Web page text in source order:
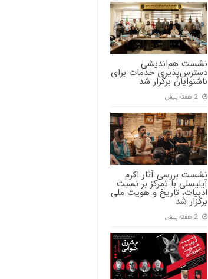
نشست هم‌اندیشی
دسترس‌پذیری خدمات برای
ناشنوایان برگزار شد
2 هفته پیش
نشست بررسی آثار اکرم
آیلیسلی با تمرکز بر نسبت
ادبیات، تاریخ و هویت ملی
برگزار شد
2 هفته پیش